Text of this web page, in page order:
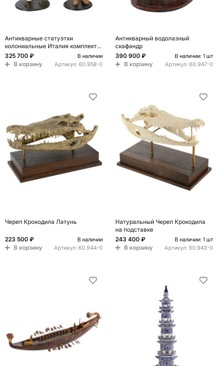
Антикварные статуэтки
колониальные Италия комплект
из 2-х штук
325 700 ₽ В наличии
В корзину Артикул: 60.958-0
Антикварный водолазный
скафандр
390 900 ₽
В наличии: 1 шт
В корзину Артикул: 60.947-0
Череп Крокодила Латунь
223 500 ₽ В наличии
В корзину Артикул: 60.944-0
Натуральный Череп Крокодила
на подставке
243 400 ₽
В наличии: 1 шт
В корзину Артикул: 60.943-0